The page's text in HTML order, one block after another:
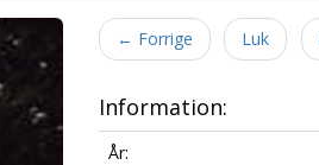
Next ← Forrige Luk
Information:
År: